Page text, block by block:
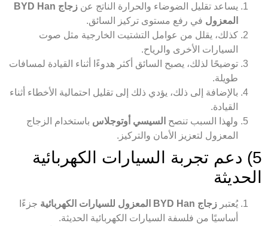
يساعد تقليل الضوضاء والحرارة الناتج عن
زجاج BYD Han
المعزول في رفع مستوى تركيز السائق.
كذلك، يقلل من عوامل التشتيت الخارجية مثل صوت
السيارات الأخرى والرياح.
توضيحًا لذلك، يصبح السائق أكثر هدوءًا أثناء القيادة لمسافات
طويلة.
بالإضافة إلى ذلك، يؤدي ذلك إلى تقليل احتمالية الأخطاء أثناء
القيادة.
ولهذا السبب تنصح السيسي أوتوجلاس باستخدام الزجاج
المعزول لتعزيز الأمان والتركيز.
5) دعم تجربة السيارات الكهربائية
الحديثة
يُعتبر زجاج BYD Han المعزول للسيارات الكهربائية
جزءًا
أساسيًا من فلسفة السيارات الكهربائية الحديثة.